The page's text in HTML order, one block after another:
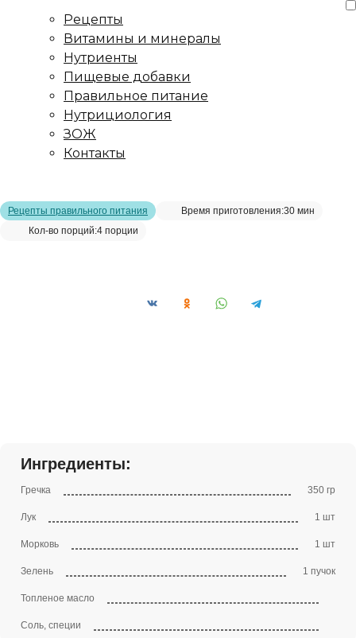
Рецепты
Витамины и минералы
Нутриенты
Пищевые добавки
Правильное питание
Нутрициология
ЗОЖ
Контакты
Рецепты правильного питания Время приготовления:30 мин
Кол-во порций:4 порции
Ингредиенты:
Гречка 350 гр
Лук 1 шт
Морковь 1 шт
Зелень 1 пучок
Топленое масло
Соль, специи